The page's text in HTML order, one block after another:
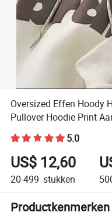
Oversized Effen Hoody
Pullover Hoodie Print
OEM Dikke Katoenen
5.0
US$ 12,60
20-499 stukken
Productkenmerken